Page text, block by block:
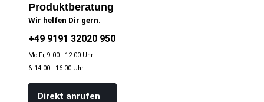
Produktberatung
Wir helfen Dir gern.
+49 9191 32020 950
Mo-Fr, 9:00 - 12:00 Uhr
& 14:00 - 16:00 Uhr
Direkt anrufen